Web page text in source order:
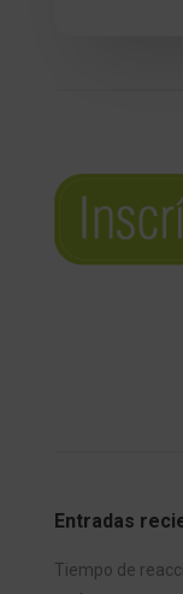
Entradas
Tiempo de